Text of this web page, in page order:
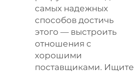
самых надежных
способов достичь
этого — выстроить
отношения с
хорошими
поставщиками. Ищите